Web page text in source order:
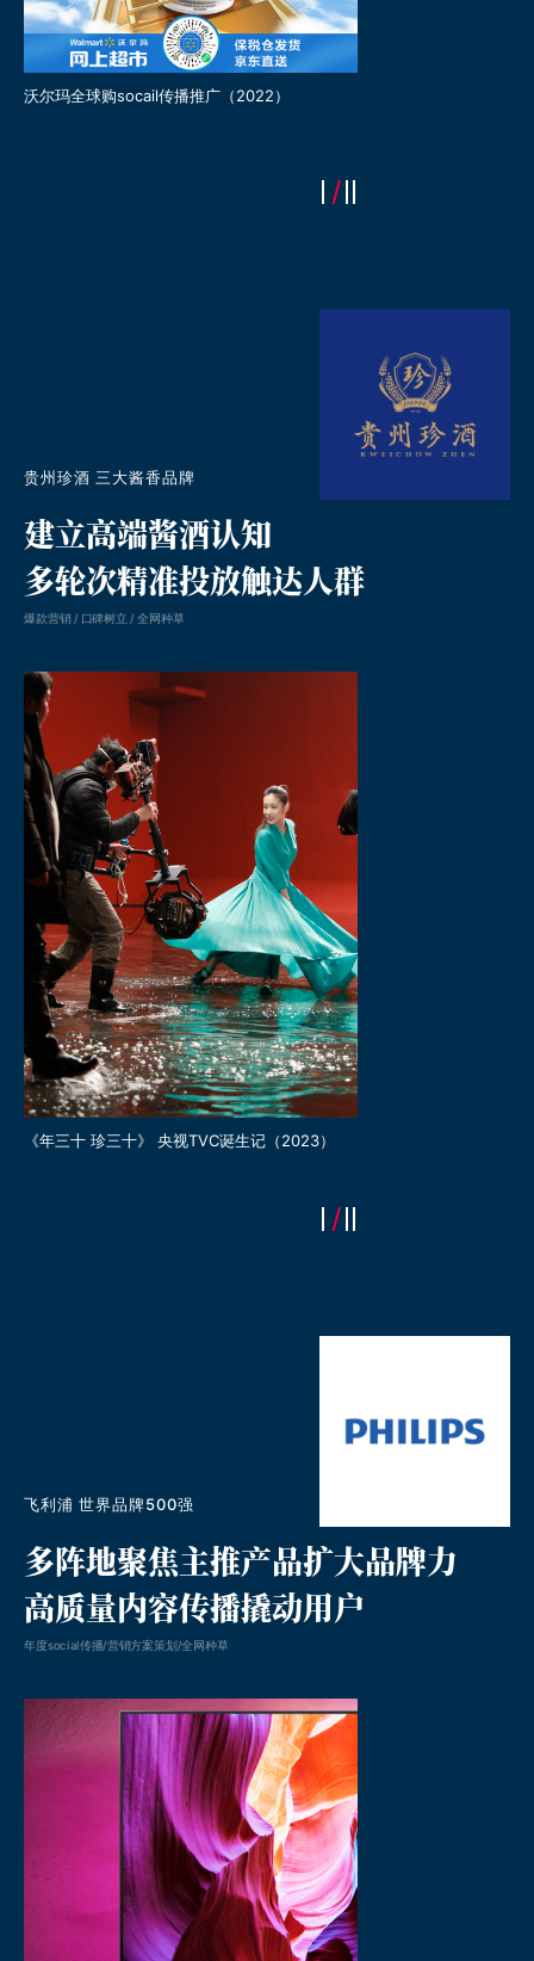
沃尔玛全球购socail传播推广（2022）
贵州珍酒 三大酱香品牌
建立高端酱酒认知
多轮次精准投放触达人群
爆款营销 / 口碑树立 / 全网种草
《年三十 珍三十》 央视TVC诞生记（2023）
飞利浦 世界品牌500强
多阵地聚焦主推产品扩大品牌力
高质量内容传播撬动用户
年度social传播/营销方案策划/全网种草